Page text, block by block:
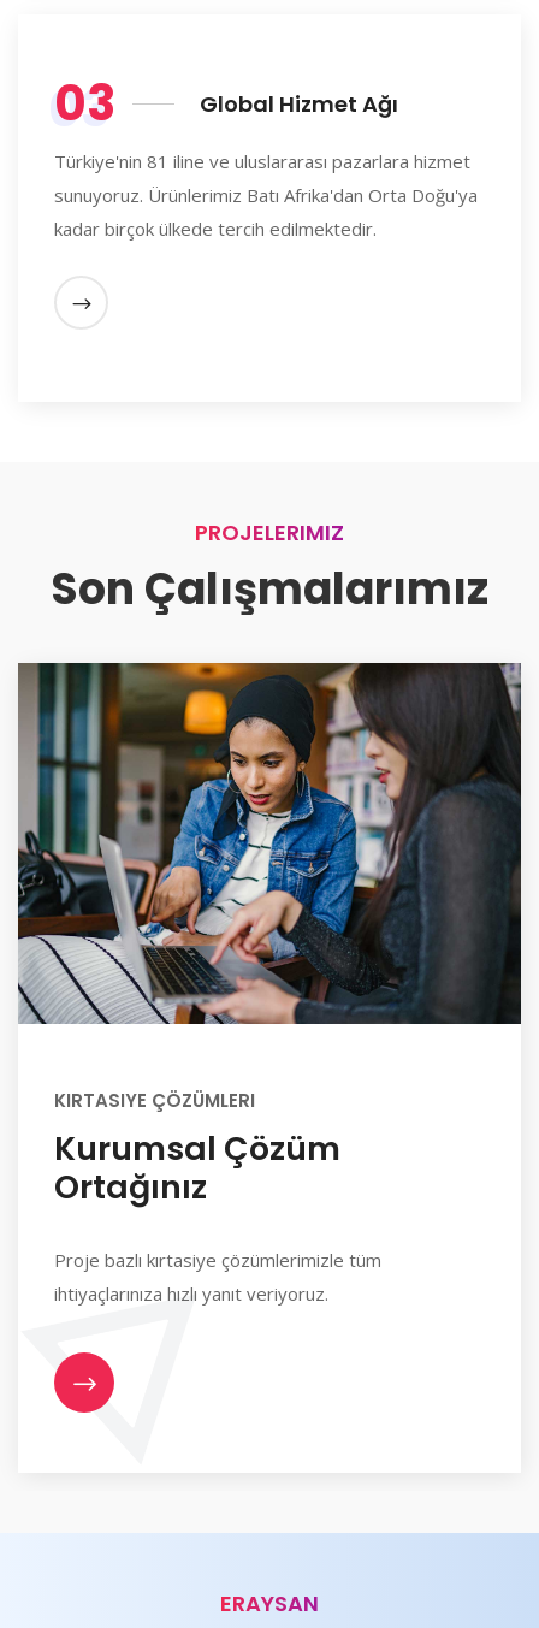
03 Global Hizmet Ağı
Türkiye'nin 81 iline ve uluslararası pazarlara hizmet
sunuyoruz. Ürünlerimiz Batı Afrika'dan Orta Doğu'ya
kadar birçok ülkede tercih edilmektedir.
PROJELERIMIZ
Son Çalışmalarımız
KIRTASIYE ÇÖZÜMLERI
Kurumsal Çözüm
Ortağınız
Proje bazlı kırtasiye çözümlerimizle tüm
ihtiyaçlarınıza hızlı yanıt veriyoruz.
ERAYSAN